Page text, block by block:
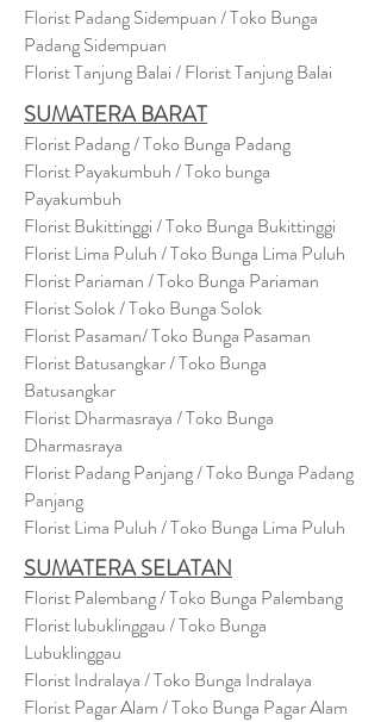
Florist Padang Sidempuan / Toko Bunga
Padang Sidempuan
Florist Tanjung Balai / Florist Tanjung Balai
SUMATERA BARAT
Florist Padang / Toko Bunga Padang
Florist Payakumbuh / Toko bunga
Payakumbuh
Florist Bukittinggi / Toko Bunga Bukittinggi
Florist Lima Puluh / Toko Bunga Lima Puluh
Florist Pariaman / Toko Bunga Pariaman
Florist Solok / Toko Bunga Solok
Florist Pasaman/ Toko Bunga Pasaman
Florist Batusangkar / Toko Bunga
Batusangkar
Florist Dharmasraya / Toko Bunga
Dharmasraya
Florist Padang Panjang / Toko Bunga Padang
Panjang
Florist Lima Puluh / Toko Bunga Lima Puluh
SUMATERA SELATAN
Florist Palembang / Toko Bunga Palembang
Florist lubuklinggau / Toko Bunga
Lubuklinggau
Florist Indralaya / Toko Bunga Indralaya
Florist Pagar Alam / Toko Bunga Pagar Alam